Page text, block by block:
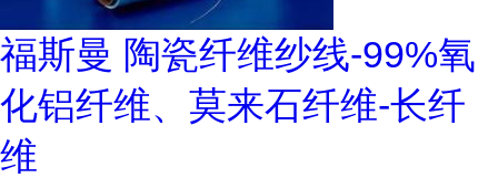
福斯曼 陶瓷纤维纱线-99%氧
化铝纤维、莫来石纤维-长纤
维